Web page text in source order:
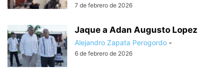
7 de febrero de 2026
Jaque a Adan Augusto Lopez
Alejandro Zapata Perogordo -
6 de febrero de 2026